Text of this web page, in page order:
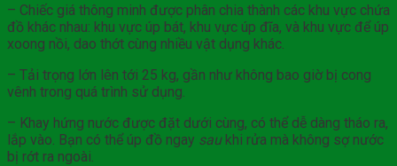
– Chiếc giá thông minh được phân chia thành các khu vực chứa
đồ khác nhau: khu vực úp bát, khu vực úp đĩa, và khu vực để úp
xoong nồi, dao thớt cùng nhiều vật dụng khác.
– Tải trọng lớn lên tới 25 kg, gần như không bao giờ bị cong
vênh trong quá trình sử dụng.
– Khay hứng nước được đặt dưới cùng, có thể dễ dàng tháo ra,
lắp vào. Bạn có thể úp đồ ngay sau khi rửa mà không sợ nước
bị rớt ra ngoài.